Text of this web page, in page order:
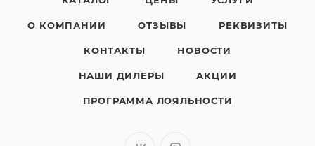
О КОМПАНИИ ОТЗЫВЫ РЕКВИЗИТЫ
КОНТАКТЫ НОВОСТИ
НАШИ ДИЛЕРЫ АКЦИИ
ПРОГРАММА ЛОЯЛЬНОСТИ